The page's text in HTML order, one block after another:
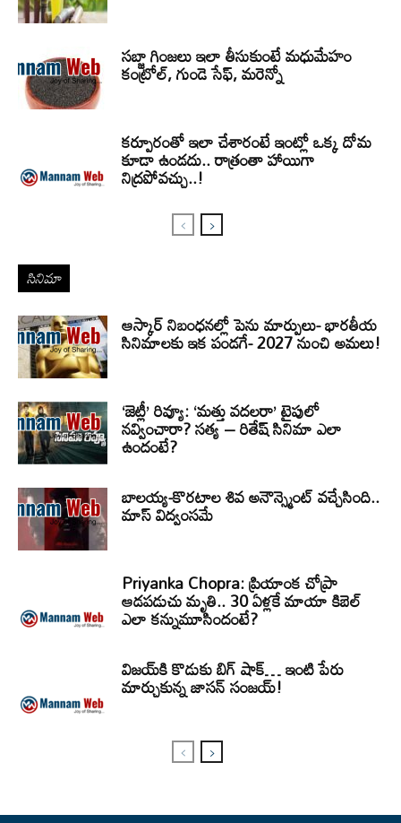
సబ్జా గింజలు ఇలా తీసుకుంటే మధుమేహం
కంట్రోల్, గుండె సేఫ్, మరెన్నో
కర్పూరంతో ఇలా చేశారంటే ఇంట్లో ఒక్క దోమ
కూడా ఉండదు.. రాత్రంతా హాయిగా
నిద్రపోవచ్చు..!
సినిమా
ఆస్కార్ నిబంధనల్లో పెను మార్పులు- భారతీయ
సినిమాలకు ఇక పండగే- 2027 నుంచి అమలు!
‘జెట్లీ’ రివ్యూ: ‘మత్తు వదలరా’ టైపులో
నవ్వించారా? సత్య – రితేష్ సినిమా ఎలా
ఉందంటే?
బాలయ్య-కొరటాల శివ అనౌన్స్మెంట్ వచ్చేసింది..
మాస్ విద్వంసమే
Priyanka Chopra: ప్రియాంక చోప్రా
ఆడపడుచు మృతి.. 30 ఏళ్లకే మాయా కిబెల్
ఎలా కన్నుమూసిందంటే?
విజయ్‌కి కొడుకు బిగ్ షాక్… ఇంటి పేరు
మార్చుకున్న జాసన్ సంజయ్!